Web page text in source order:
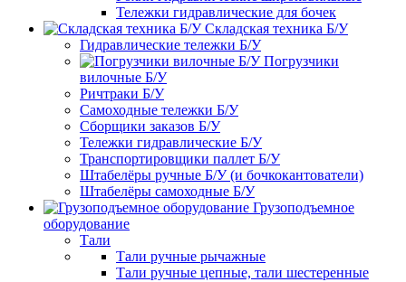
Тележки гидравлические для бочек
Складская техника Б/У
Гидравлические тележки Б/У
Погрузчики
вилочные Б/У
Ричтраки Б/У
Самоходные тележки Б/У
Сборщики заказов Б/У
Тележки гидравлические Б/У
Транспортировщики паллет Б/У
Штабелёры ручные Б/У (и бочкокантователи)
Штабелёры самоходные Б/У
Грузоподъемное
оборудование
Тали
Тали ручные рычажные
Тали ручные цепные, тали шестеренные